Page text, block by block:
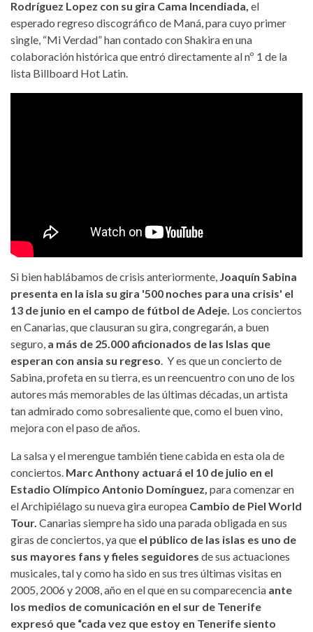
Rodríguez Lopez con su gira Cama Incendiada, el
esperado regreso discográfico de Maná, para cuyo primer
single, “Mi Verdad” han contado con Shakira en una
colaboración histórica que entró directamente al nº 1 de la
lista Billboard Hot Latin.
Si bien hablábamos de crisis anteriormente, Joaquín Sabina
presenta en la isla su gira '500 noches para una crisis' el
13 de junio en el campo de fútbol de Adeje. Los conciertos
en Canarias, que clausuran su gira, congregarán, a buen
seguro, a más de 25.000 aficionados de las Islas que
esperan con ansia su regreso. Y es que un concierto de
Sabina, profeta en su tierra, es un reencuentro con uno de los
autores más memorables de las últimas décadas, un artista
tan admirado como sobresaliente que, como el buen vino,
mejora con el paso de años.
La salsa y el merengue también tiene cabida en esta ola de
conciertos. Marc Anthony actuará el 10 de julio en el
Estadio Olímpico Antonio Domínguez, para comenzar en
el Archipiélago su nueva gira europea Cambio de Piel World
Tour. Canarias siempre ha sido una parada obligada en sus
giras de conciertos, ya que el público de las islas es uno de
sus mayores fans y fieles seguidores de sus actuaciones
musicales, tal y como ha sido en sus tres últimas visitas en
2005, 2006 y 2008, año en el que en su comparecencia ante
los medios de comunicación en el sur de Tenerife
expresó que “cada vez que estoy en Tenerife siento